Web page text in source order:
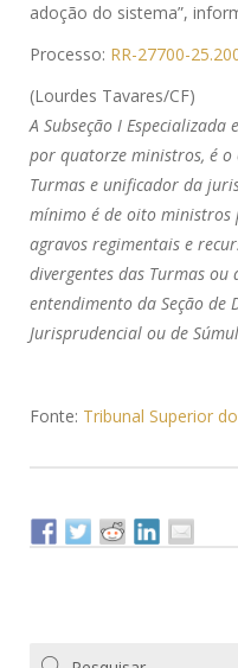
adoção do sistema”,
Processo: RR-27700-
(Lourdes Tavares/CF)
A Subseção I
por quatorze ministros, é o
Turmas e unificador da
mínimo é de oito ministros
agravos regimentais e
divergentes das Turmas
entendimento da Seção de
Jurisprudencial ou de
Fonte: Tribunal Superior